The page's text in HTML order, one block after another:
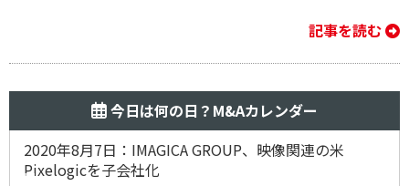
記事を読む
今日は何の日？M&Aカレンダー
2020年8月7日：IMAGICA GROUP、映像関連の米
Pixelogicを子会社化